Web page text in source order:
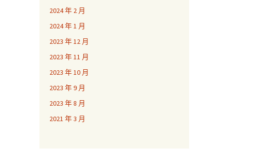
2024 年 2 月
2024 年 1 月
2023 年 12 月
2023 年 11 月
2023 年 10 月
2023 年 9 月
2023 年 8 月
2021 年 3 月